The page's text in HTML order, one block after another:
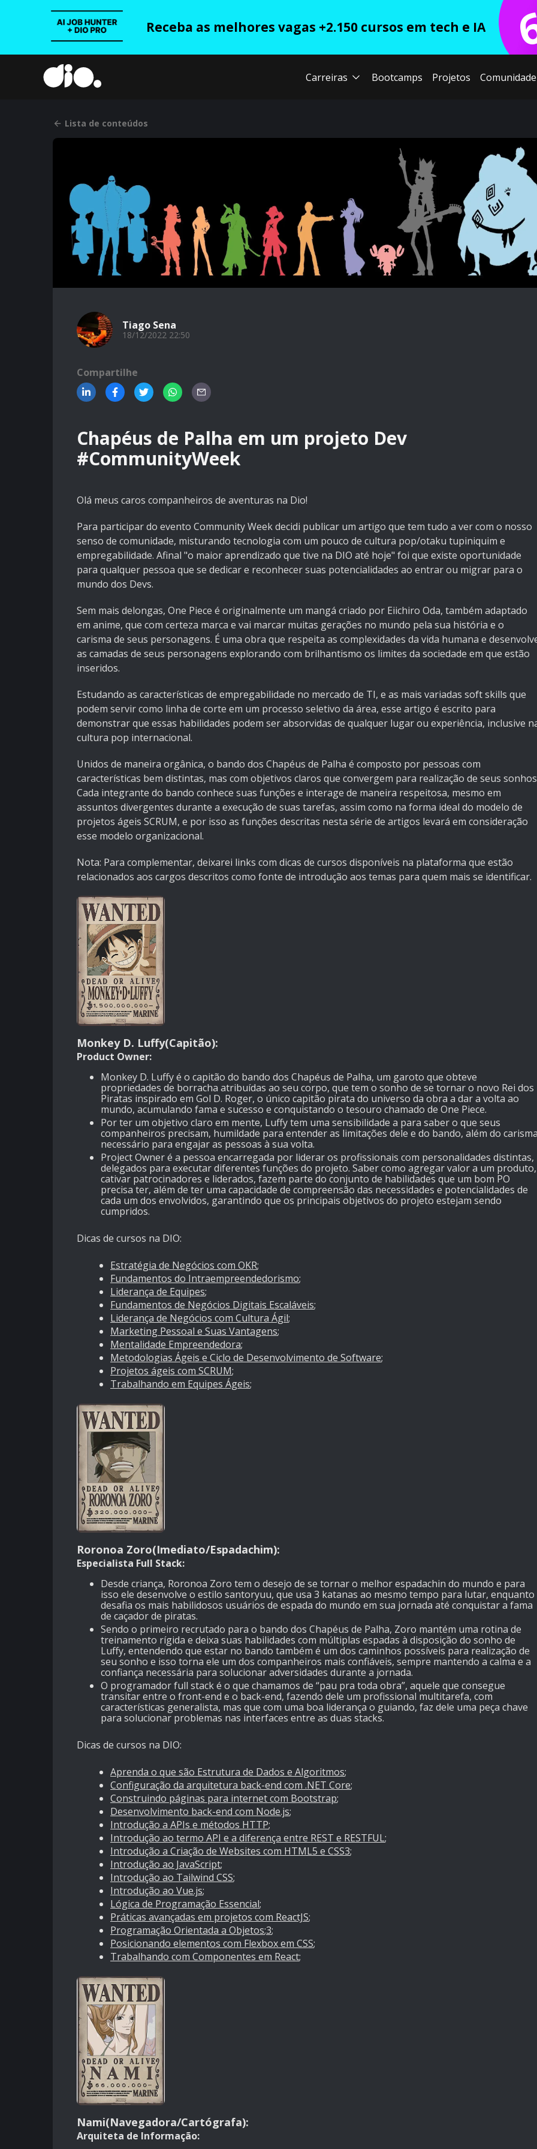
Receba as melhores vagas +2.150 cursos em tech e IA
Carreiras Bootcamps Projetos Comunidade
Lista de conteúdos
Tiago Sena
18/12/2022 22:50
Compartilhe
Chapéus de Palha em um projeto Dev
#CommunityWeek
Olá meus caros companheiros de aventuras na Dio!
Para participar do evento Community Week decidi publicar um artigo que tem tudo a ver com o nosso
senso de comunidade, misturando tecnologia com um pouco de cultura pop/otaku tupiniquim e
empregabilidade. Afinal "o maior aprendizado que tive na DIO até hoje" foi que existe oportunidade
para qualquer pessoa que se dedicar e reconhecer suas potencialidades ao entrar ou migrar para o
mundo dos Devs.
Sem mais delongas, One Piece é originalmente um mangá criado por Eiichiro Oda, também adaptado
em anime, que com certeza marca e vai marcar muitas gerações no mundo pela sua história e o
carisma de seus personagens. É uma obra que respeita as complexidades da vida humana e
as camadas de seus personagens explorando com brilhantismo os limites da sociedade em que estão
inseridos.
Estudando as características de empregabilidade no mercado de TI, e as mais variadas soft skills que
podem servir como linha de corte em um processo seletivo da área, esse artigo é escrito para
demonstrar que essas habilidades podem ser absorvidas de qualquer lugar ou experiência, inclusive
cultura pop internacional.
Unidos de maneira orgânica, o bando dos Chapéus de Palha é composto por pessoas com
características bem distintas, mas com objetivos claros que convergem para realização de seus
Cada integrante do bando conhece suas funções e interage de maneira respeitosa, mesmo em
assuntos divergentes durante a execução de suas tarefas, assim como na forma ideal do modelo de
projetos ágeis SCRUM, e por isso as funções descritas nesta série de artigos levará em consideração
esse modelo organizacional.
Nota: Para complementar, deixarei links com dicas de cursos disponíveis na plataforma que estão
relacionados aos cargos descritos como fonte de introdução aos temas para quem mais se identificar.
Monkey D. Luffy(Capitão):
Product Owner:
Monkey D. Luffy é o capitão do bando dos Chapéus de Palha, um garoto que obteve
propriedades de borracha atribuídas ao seu corpo, que tem o sonho de se tornar o novo Rei dos
Piratas inspirado em Gol D. Roger, o único capitão pirata do universo da obra a dar a volta ao
mundo, acumulando fama e sucesso e conquistando o tesouro chamado de One Piece.
Por ter um objetivo claro em mente, Luffy tem uma sensibilidade a para saber o que seus
companheiros precisam, humildade para entender as limitações dele e do bando, além do
necessário para engajar as pessoas à sua volta.
Project Owner é a pessoa encarregada por liderar os profissionais com personalidades distintas,
delegados para executar diferentes funções do projeto. Saber como agregar valor a um produto,
cativar patrocinadores e liderados, fazem parte do conjunto de habilidades que um bom PO
precisa ter, além de ter uma capacidade de compreensão das necessidades e potencialidades de
cada um dos envolvidos, garantindo que os principais objetivos do projeto estejam sendo
cumpridos.
Dicas de cursos na DIO:
Estratégia de Negócios com OKR;
Fundamentos do Intraempreendedorismo;
Liderança de Equipes;
Fundamentos de Negócios Digitais Escaláveis;
Liderança de Negócios com Cultura Ágil;
Marketing Pessoal e Suas Vantagens;
Mentalidade Empreendedora;
Metodologias Ágeis e Ciclo de Desenvolvimento de Software;
Projetos ágeis com SCRUM;
Trabalhando em Equipes Ágeis;
Roronoa Zoro(Imediato/Espadachim):
Especialista Full Stack:
Desde criança, Roronoa Zoro tem o desejo de se tornar o melhor espadachin do mundo e para
isso ele desenvolve o estilo santoryuu, que usa 3 katanas ao mesmo tempo para lutar, enquanto
desafia os mais habilidosos usuários de espada do mundo em sua jornada até conquistar a fama
de caçador de piratas.
Sendo o primeiro recrutado para o bando dos Chapéus de Palha, Zoro mantém uma rotina de
treinamento rígida e deixa suas habilidades com múltiplas espadas à disposição do sonho de
Luffy, entendendo que estar no bando também é um dos caminhos possíveis para realização de
seu sonho e isso torna ele um dos companheiros mais confiáveis, sempre mantendo a calma e a
confiança necessária para solucionar adversidades durante a jornada.
O programador full stack é o que chamamos de “pau pra toda obra”, aquele que consegue
transitar entre o front-end e o back-end, fazendo dele um profissional multitarefa, com
características generalista, mas que com uma boa liderança o guiando, faz dele uma peça chave
para solucionar problemas nas interfaces entre as duas stacks.
Dicas de cursos na DIO:
Aprenda o que são Estrutura de Dados e Algoritmos;
Configuração da arquitetura back-end com .NET Core;
Construindo páginas para internet com Bootstrap;
Desenvolvimento back-end com Node.js;
Introdução a APIs e métodos HTTP;
Introdução ao termo API e a diferença entre REST e RESTFUL;
Introdução a Criação de Websites com HTML5 e CSS3;
Introdução ao JavaScript;
Introdução ao Tailwind CSS;
Introdução ao Vue.js;
Lógica de Programação Essencial;
Práticas avançadas em projetos com ReactJS;
Programação Orientada a Objetos;3;
Posicionando elementos com Flexbox em CSS;
Trabalhando com Componentes em React;
Nami(Navegadora/Cartógrafa):
Arquiteta de Informação: